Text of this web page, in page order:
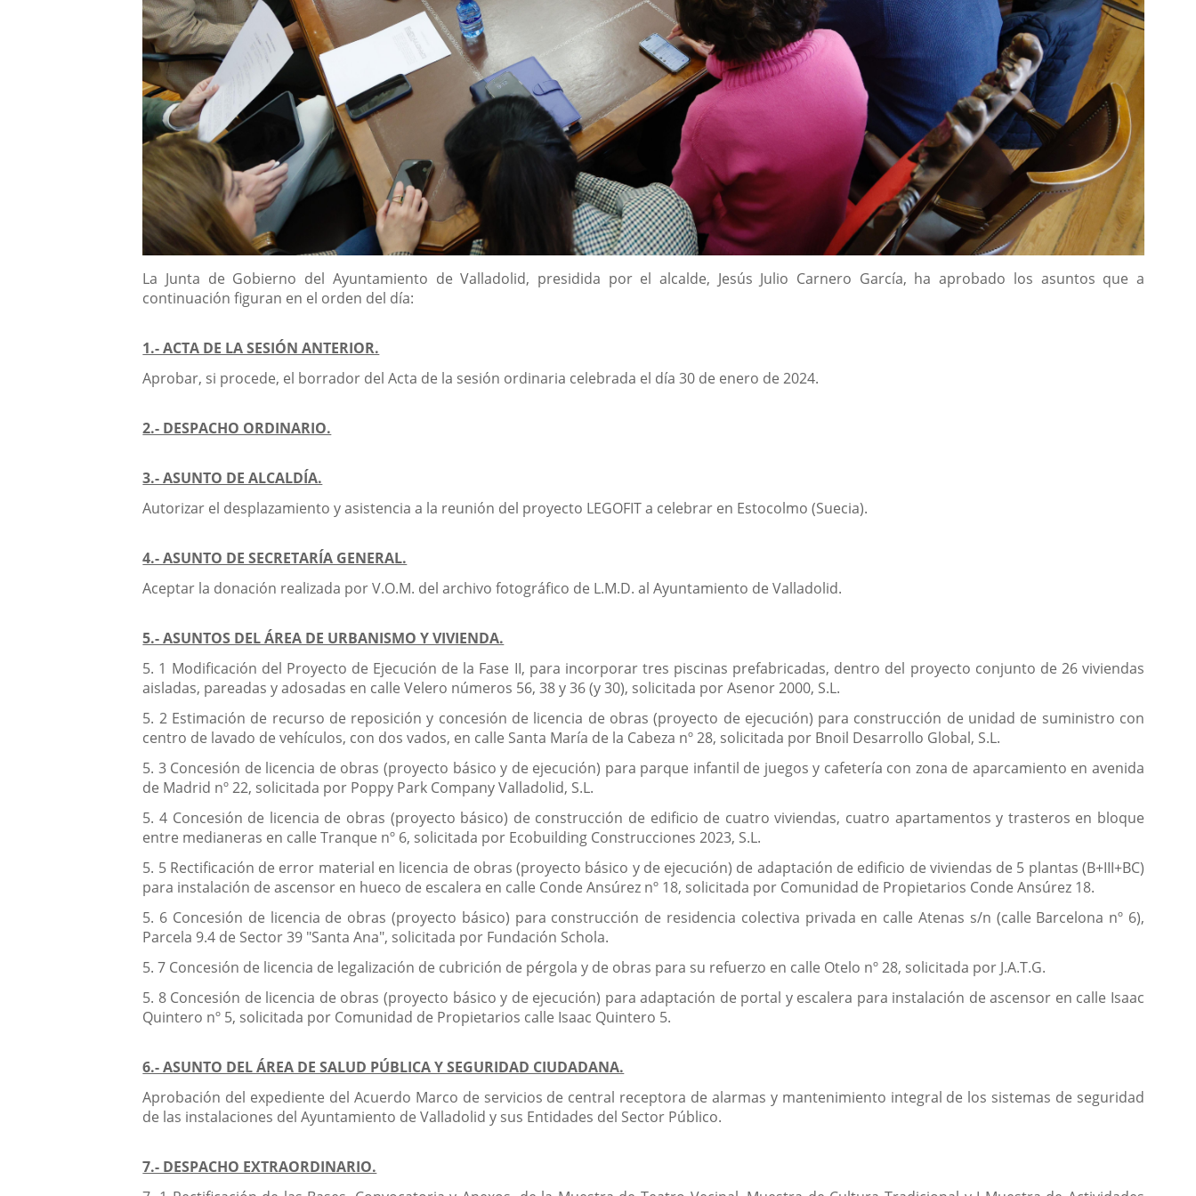
Descripción
La Junta de Gobierno del Ayuntamiento de Valladolid, presidida por el alcalde, Jesús Julio Carnero García, ha aprobado los asuntos que a
continuación figuran en el orden del día:
1.- ACTA DE LA SESIÓN ANTERIOR.
Aprobar, si procede, el borrador del Acta de la sesión ordinaria celebrada el día 30 de enero de 2024.
2.- DESPACHO ORDINARIO.
3.- ASUNTO DE ALCALDÍA.
Autorizar el desplazamiento y asistencia a la reunión del proyecto LEGOFIT a celebrar en Estocolmo (Suecia).
4.- ASUNTO DE SECRETARÍA GENERAL.
Aceptar la donación realizada por V.O.M. del archivo fotográfico de L.M.D. al Ayuntamiento de Valladolid.
5.- ASUNTOS DEL ÁREA DE URBANISMO Y VIVIENDA.
5. 1 Modificación del Proyecto de Ejecución de la Fase II, para incorporar tres piscinas prefabricadas, dentro del proyecto conjunto de 26 viviendas
aisladas, pareadas y adosadas en calle Velero números 56, 38 y 36 (y 30), solicitada por Asenor 2000, S.L.
5. 2 Estimación de recurso de reposición y concesión de licencia de obras (proyecto de ejecución) para construcción de unidad de suministro con
centro de lavado de vehículos, con dos vados, en calle Santa María de la Cabeza nº 28, solicitada por Bnoil Desarrollo Global, S.L.
5. 3 Concesión de licencia de obras (proyecto básico y de ejecución) para parque infantil de juegos y cafetería con zona de aparcamiento en avenida
de Madrid nº 22, solicitada por Poppy Park Company Valladolid, S.L.
5. 4 Concesión de licencia de obras (proyecto básico) de construcción de edificio de cuatro viviendas, cuatro apartamentos y trasteros en bloque
entre medianeras en calle Tranque nº 6, solicitada por Ecobuilding Construcciones 2023, S.L.
5. 5 Rectificación de error material en licencia de obras (proyecto básico y de ejecución) de adaptación de edificio de viviendas de 5 plantas (B+III+BC)
para instalación de ascensor en hueco de escalera en calle Conde Ansúrez nº 18, solicitada por Comunidad de Propietarios Conde Ansúrez 18.
5. 6 Concesión de licencia de obras (proyecto básico) para construcción de residencia colectiva privada en calle Atenas s/n (calle Barcelona nº 6),
Parcela 9.4 de Sector 39 "Santa Ana", solicitada por Fundación Schola.
5. 7 Concesión de licencia de legalización de cubrición de pérgola y de obras para su refuerzo en calle Otelo nº 28, solicitada por J.A.T.G.
5. 8 Concesión de licencia de obras (proyecto básico y de ejecución) para adaptación de portal y escalera para instalación de ascensor en calle Isaac
Quintero nº 5, solicitada por Comunidad de Propietarios calle Isaac Quintero 5.
6.- ASUNTO DEL ÁREA DE SALUD PÚBLICA Y SEGURIDAD CIUDADANA.
Aprobación del expediente del Acuerdo Marco de servicios de central receptora de alarmas y mantenimiento integral de los sistemas de seguridad
de las instalaciones del Ayuntamiento de Valladolid y sus Entidades del Sector Público.
7.- DESPACHO EXTRAORDINARIO.